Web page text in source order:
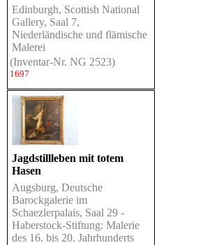
Edinburgh, Scottish National
Gallery, Saal 7,
Niederländische und flämische
Malerei
(Inventar-Nr. NG 2523)
1697
Jagdstillleben mit totem
Hasen
Augsburg, Deutsche
Barockgalerie im
Schaezlerpalais, Saal 29 -
Haberstock-Stiftung: Malerie
des 16. bis 20. Jahrhunderts